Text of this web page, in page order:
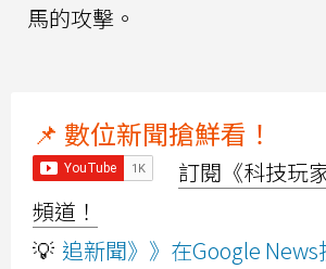
馬的攻擊。
📌 數位新聞搶鮮看！
訂閱《科技玩
頻道！
💡 追新聞》》在Google